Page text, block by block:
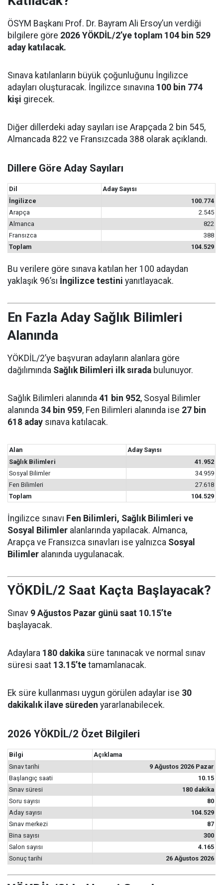
ÖSYM Başkanı Prof. Dr. Bayram Ali Ersoy’un verdiği
bilgilere göre 2026 YÖKDİL/2’ye toplam 104 bin 529
aday katılacak.
Sınava katılanların büyük çoğunluğunu İngilizce
adayları oluşturacak. İngilizce sınavına 100 bin 774
kişi girecek.
Diğer dillerdeki aday sayıları ise Arapçada 2 bin 545,
Almancada 822 ve Fransızcada 388 olarak açıklandı.
Dillere Göre Aday Sayıları
Dil
Aday Sayısı
İngilizce
100.774
Arapça
2.545
Almanca
822
Fransızca
388
Toplam
104.529
Bu verilere göre sınava katılan her 100 adaydan
yaklaşık 96’sı İngilizce testini yanıtlayacak.
En Fazla Aday Sağlık Bilimleri
Alanında
YÖKDİL/2’ye başvuran adayların alanlara göre
dağılımında Sağlık Bilimleri ilk sırada bulunuyor.
Sağlık Bilimleri alanında 41 bin 952, Sosyal Bilimler
alanında 34 bin 959, Fen Bilimleri alanında ise 27 bin
618 aday sınava katılacak.
Alan
Aday Sayısı
Sağlık Bilimleri
41.952
Sosyal Bilimler
34.959
Fen Bilimleri
27.618
Toplam
104.529
İngilizce sınavı Fen Bilimleri, Sağlık Bilimleri ve
Sosyal Bilimler alanlarında yapılacak. Almanca,
Arapça ve Fransızca sınavları ise yalnızca Sosyal
Bilimler alanında uygulanacak.
YÖKDİL/2 Saat Kaçta Başlayacak?
Sınav 9 Ağustos Pazar günü saat 10.15’te
başlayacak.
Adaylara 180 dakika süre tanınacak ve normal sınav
süresi saat 13.15’te tamamlanacak.
Ek süre kullanması uygun görülen adaylar ise 30
dakikalık ilave süreden yararlanabilecek.
2026 YÖKDİL/2 Özet Bilgileri
Bilgi
Açıklama
Sınav tarihi
9 Ağustos 2026 Pazar
Başlangıç saati
10.15
Sınav süresi
180 dakika
Soru sayısı
80
Aday sayısı
104.529
Sınav merkezi
87
Bina sayısı
300
Salon sayısı
4.165
Sonuç tarihi
26 Ağustos 2026